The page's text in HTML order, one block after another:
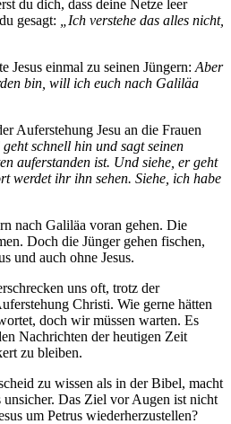
du dich, dass deine Netze leer
gesagt:
„Ich verstehe das alles nicht,
Jesus einmal zu seinen Jüngern: Aber
bin, will ich euch nach Galiläa
Auferstehung Jesu an die Frauen
schnell hin und sagt seinen
auferstanden ist. Und siehe, er geht
werdet ihr ihn sehen. Siehe, ich habe
nach Galiläa voran gehen. Die
Doch die Jünger gehen fischen,
und auch ohne Jesus.
uns oft, trotz der
Christi. Wie gerne hätten
doch wir müssen warten. Es
Nachrichten der heutigen Zeit
zu bleiben.
zu wissen als in der Bibel, macht
Das Ziel vor Augen ist nicht
um Petrus wiederherzustellen?